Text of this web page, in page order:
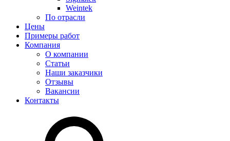
Weintek
По отрасли
Цены
Примеры работ
Компания
О компании
Статьи
Наши заказчики
Отзывы
Вакансии
Контакты